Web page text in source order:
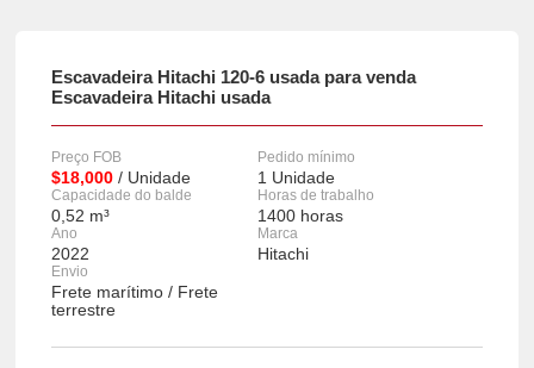
Escavadeira Hitachi 120-6 usada para venda
Escavadeira Hitachi usada
Preço FOB
$18,000 / Unidade
Pedido mínimo
1 Unidade
Capacidade do balde
0,52 m³
Horas de trabalho
1400 horas
Ano
2022
Marca
Hitachi
Envio
Frete marítimo / Frete
terrestre